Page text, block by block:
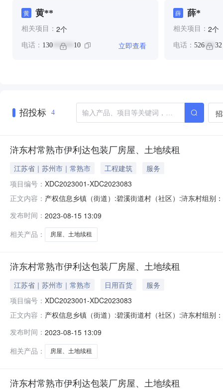
黄 黄**
相关项目： 2个
电话： 130 ****** 10 立即查看
薛 薛*
相关项目： 2个
电话： 526*** 32
招投标 4
浒东村常熟市伊利达包装厂房屋、土地续租
江苏省｜苏州市｜常熟市 工程建筑
服务
项目编号： XDC2023001-XDC2023083
正文内容： 产权信息乡镇（街道）:碧溪街道村（社区）:浒东村组别
型：集体农村土地承包经营权证名称：农村土地承包经
片20230
发布时间： 2023-08-15 13:09
相关产品：
房屋、土地续租
浒东村常熟市伊利达包装厂房屋、土地续租
江苏省｜苏州市｜常熟市 日用百货
服务
项目编号： XDC2023001-XDC2023083
正文内容： 产权信息乡镇（街道）:碧溪街道村（社区）:浒东村组别
存在其他权利人：否他项权利人：项目审查信息项目审
发布时间： 2023-08-15 13:09
相关产品：
房屋、土地续租
浒东村常熟市伊利达包装厂房屋、土地续租